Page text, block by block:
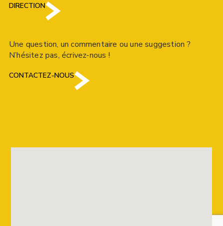
DIRECTION
Une question, un commentaire ou une suggestion ?
N’hésitez pas, écrivez-nous !
CONTACTEZ-NOUS